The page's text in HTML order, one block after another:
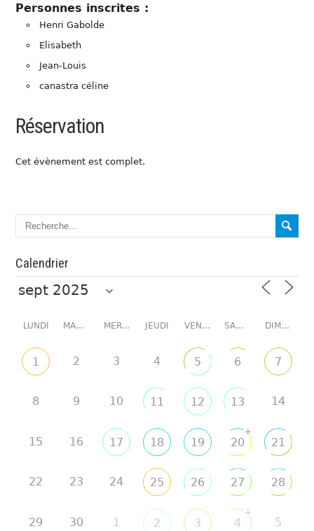
Personnes inscrites :
Henri Gabolde
Elisabeth
Jean-Louis
canastra céline
Réservation
Cet évènement est complet.
Calendrier
LUNDI MARDI MERCREDI JEUDI VENDREDI SAMEDI DIMANCHE
1 2 3 4 5 6 7
8 9 10 11 12 13 14
15 16 17 18 19 20
+
21
22 23 24 25 26 27 28
29 30 1 2 3 4
+
5